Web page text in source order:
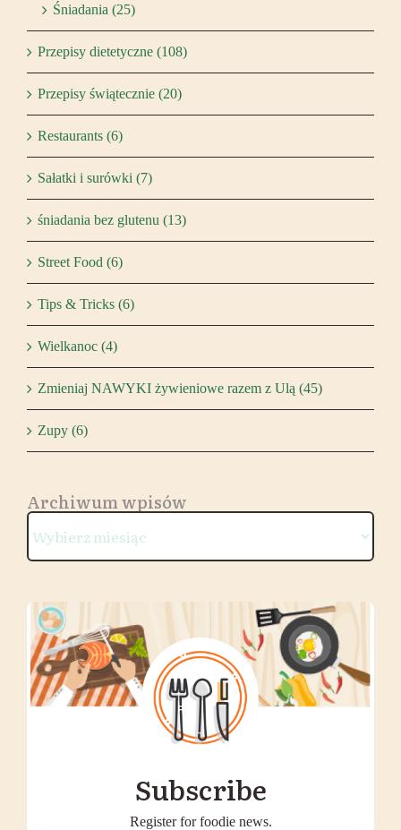
Śniadania (25)
Przepisy dietetyczne (108)
Przepisy świątecznie (20)
Restaurants (6)
Sałatki i surówki (7)
śniadania bez glutenu (13)
Street Food (6)
Tips & Tricks (6)
Wielkanoc (4)
Zmieniaj NAWYKI żywieniowe razem z Ulą (45)
Zupy (6)
Archiwum wpisów
wpisów
Subscribe
Register for foodie news.